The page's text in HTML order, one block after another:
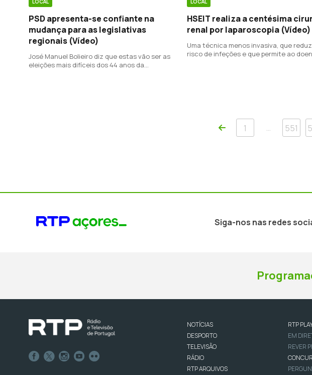
PSD apresenta-se confiante na
mudança para as legislativas
regionais (Vídeo)
José Manuel Bolieiro diz que estas vão ser as
eleições mais difíceis dos 44 anos da
HSEIT realiza a centésima
renal por laparoscopia (Vídeo)
Uma técnica menos invasiva, que
risco de infeções e que permite ao
Anterior
1 … 551
Siga-nos nas redes
NOTÍCIAS
DESPORTO
TELEVISÃO
RÁDIO
RTP ARQUIVOS
RTP
EM
REVER